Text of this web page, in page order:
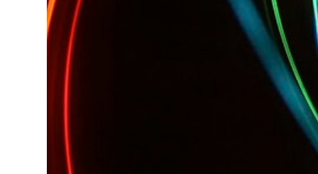
Desarrollos * 7 Invitaciones para Google
Wave , si bien ya son muchas las que estan
dando vueltas, nunca estan de mas. (*)
Sobre Subtes y Algo Mas : La forma más
fácil de conocer el Subte de la Ciudad de
Sabes cuáles estaciones tienen cajeros
automáticos? Necesitas conocer las